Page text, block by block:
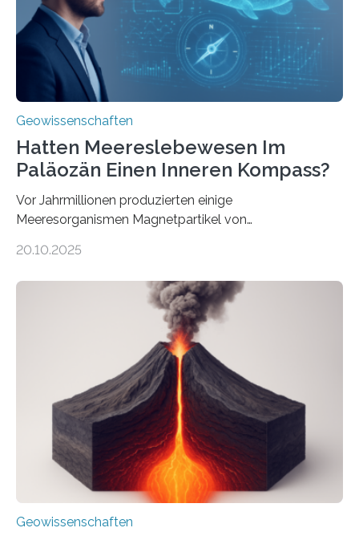
Systemen freigesetzt wird, über ganze Ozeanbecken
transportiert werden kann. „Das…
Geowissenschaften
Hatten Meereslebewesen Im
Paläozän Einen Inneren Kompass?
Vor Jahrmillionen produzierten einige
Meeresorganismen Magnetpartikel von
Sedimenten zu finden sind. Nun ist es einem
Domänen auf einem dieser „Riesenmagnetfossilien” mit
einer raffinierten Methode an der Diamond-
Röntgenquelle zu kartieren. Ihre Analyse zeigt, dass
diese Partikel es den Organismen ermöglicht haben
könnten, winzige Schwankungen sowohl in der
Richtung als auch in der Intensität des Erdmagnetfelds
wahrzunehmen. Dadurch konnten sie sich verorten und
über den Ozean navigieren. Vor einigen Jahren…
20.10.2025
Geowissenschaften